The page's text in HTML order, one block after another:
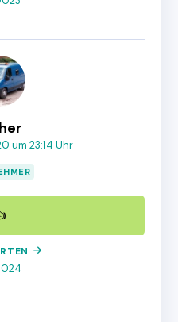
um 23:14 Uhr